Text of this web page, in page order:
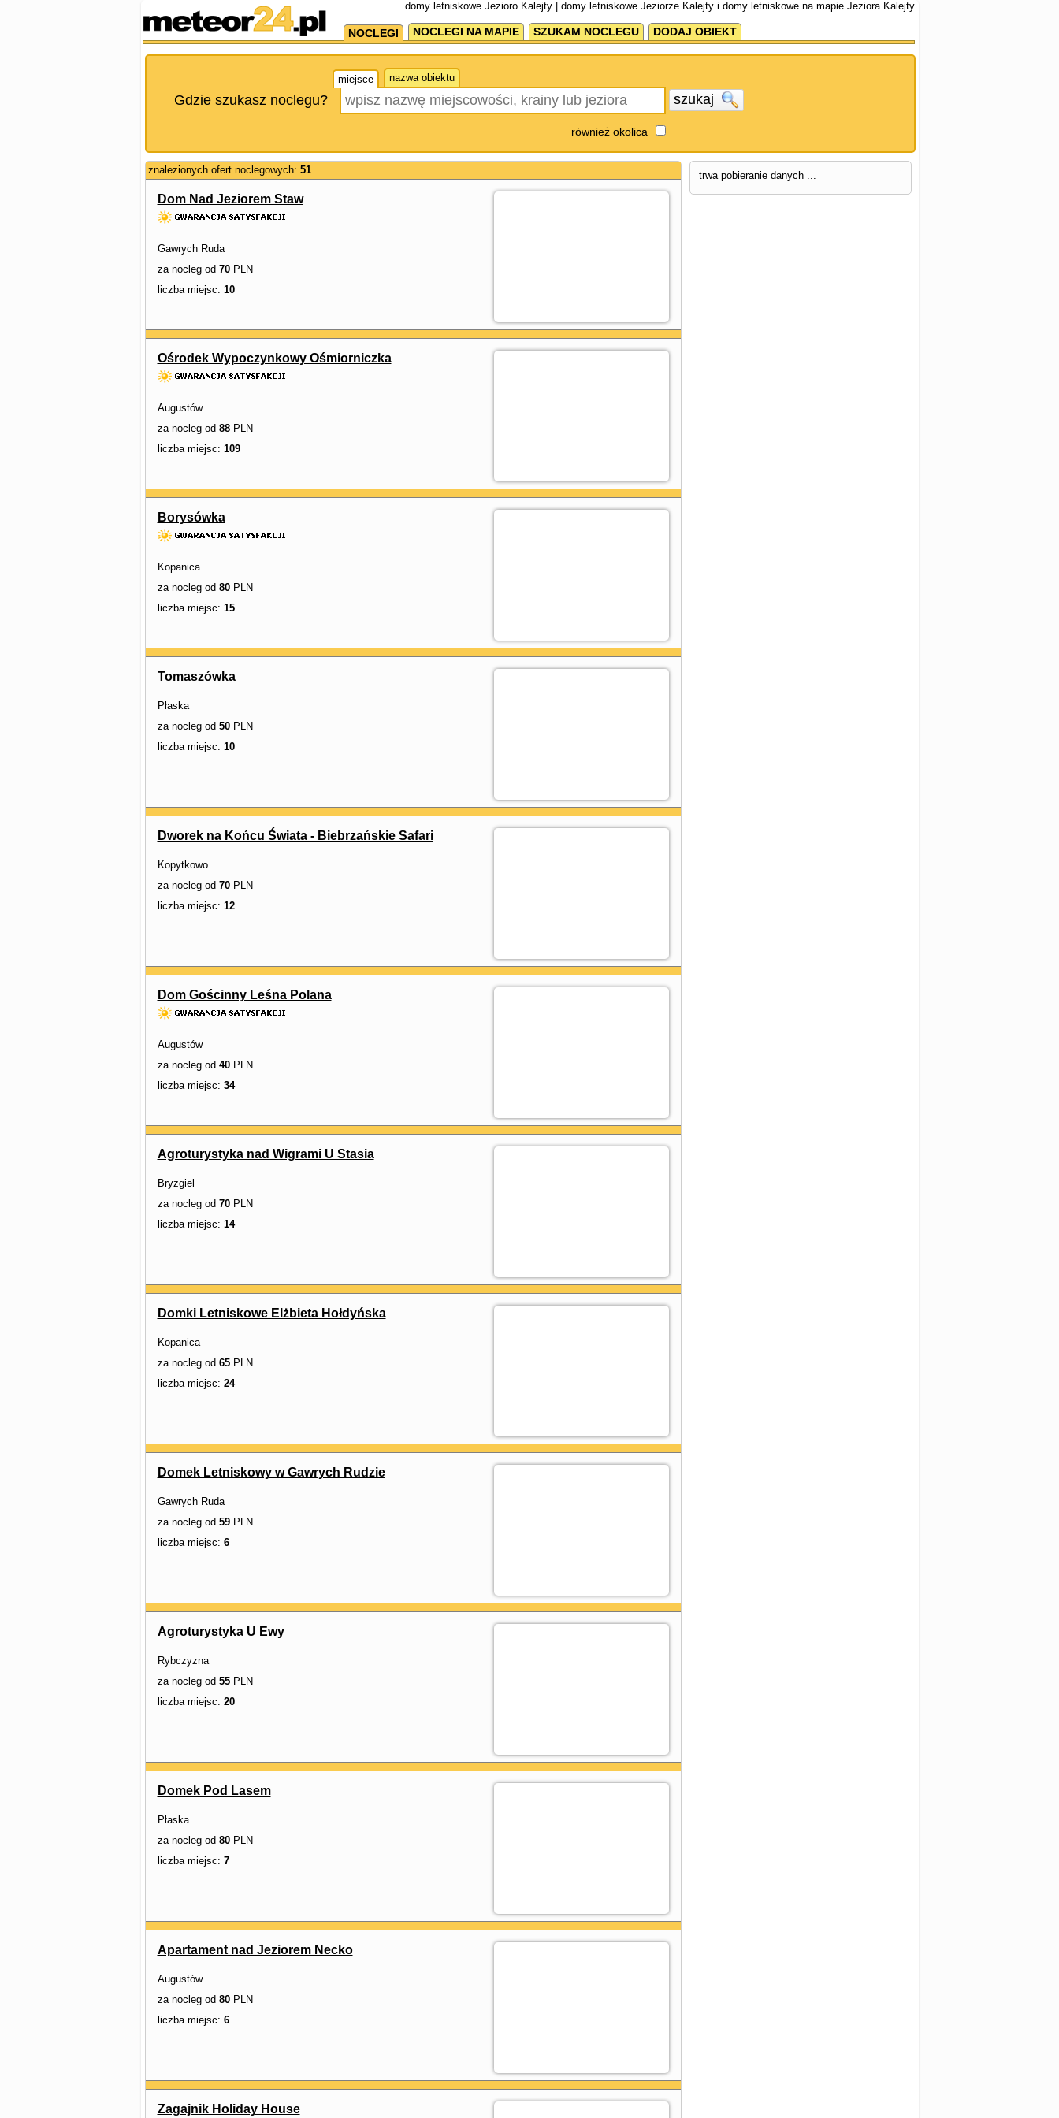
domy letniskowe Jezioro Kalejty | domy letniskowe Jeziorze Kalejty i domy letniskowe na mapie Jeziora Kalejty
NOCLEGI NOCLEGI NA MAPIE SZUKAM NOCLEGU DODAJ OBIEKT
miejsce nazwa obiektu
Gdzie szukasz noclegu? szukaj
również okolica
znalezionych ofert noclegowych: 51
Dom Nad Jeziorem Staw
Gawrych Ruda
za nocleg od 70PLN
liczba miejsc: 10
Ośrodek Wypoczynkowy Ośmiorniczka
Augustów
za nocleg od 88PLN
liczba miejsc: 109
Borysówka
Kopanica
za nocleg od 80PLN
liczba miejsc: 15
Tomaszówka
Płaska
za nocleg od 50PLN
liczba miejsc: 10
Dworek na Końcu Świata - Biebrzańskie Safari
Kopytkowo
za nocleg od 70PLN
liczba miejsc: 12
Dom Gościnny Leśna Polana
Augustów
za nocleg od 40PLN
liczba miejsc: 34
Agroturystyka nad Wigrami U Stasia
Bryzgiel
za nocleg od 70PLN
liczba miejsc: 14
Domki Letniskowe Elżbieta Hołdyńska
Kopanica
za nocleg od 65PLN
liczba miejsc: 24
Domek Letniskowy w Gawrych Rudzie
Gawrych Ruda
za nocleg od 59PLN
liczba miejsc: 6
Agroturystyka U Ewy
Rybczyzna
za nocleg od 55PLN
liczba miejsc: 20
Domek Pod Lasem
Płaska
za nocleg od 80PLN
liczba miejsc: 7
Apartament nad Jeziorem Necko
Augustów
za nocleg od 80PLN
liczba miejsc: 6
Zagajnik Holiday House
trwa pobieranie danych ...